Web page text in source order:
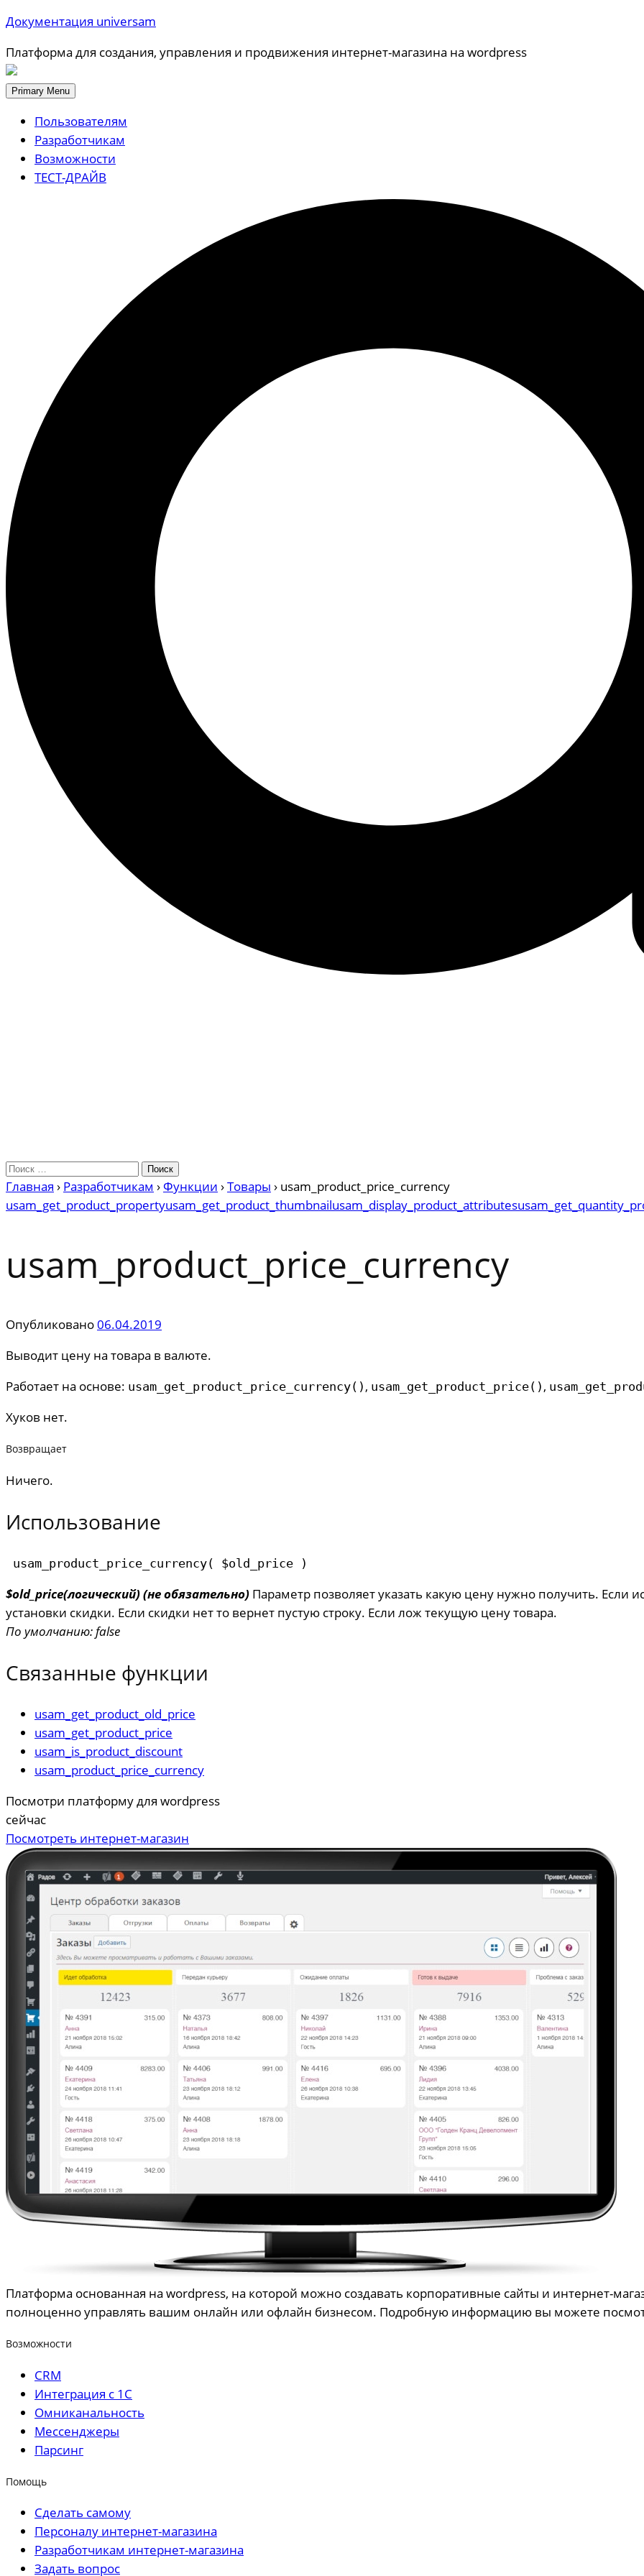
Документация universam
Платформа для создания, управления и продвижения интернет-магазина на wordpress
Primary Menu
Пользователям
Разработчикам
Возможности
ТЕСТ-ДРАЙВ
Главная › Разработчикам ›Функции ›Товары › usam_product_price_currency
usam_get_product_propertyusam_get_product_thumbnailusam_display_product_attributes
usam_product_price_currency
Опубликовано06.04.2019
Выводит цену на товара в валюте.
Работает на основе: usam_get_product_price_currency() , usam_get_product_price() ,
Хуков нет.
Возвращает
Ничего.
Использование
usam_product_price_currency( $old_price )
$old_price(логический) (не обязательно) Параметр позволяет указать какую цену нужно получить. Если
установки скидки. Если скидки нет то вернет пустую строку. Если лож текущую цену товара.
По умолчанию: false
Связанные функции
usam_get_product_old_price
usam_get_product_price
usam_is_product_discount
usam_product_price_currency
Посмотри платформу для wordpress
сейчас
Посмотреть интернет-магазин
Платформа основанная на wordpress, на которой можно создавать корпоративные сайты и интернет-
полноценно управлять вашим онлайн или офлайн бизнесом. Подробную информацию вы можете
Возможности
CRM
Интеграция с 1С
Омниканальность
Мессенджеры
Парсинг
Помощь
Сделать самому
Персоналу интернет-магазина
Разработчикам интернет-магазина
Задать вопрос